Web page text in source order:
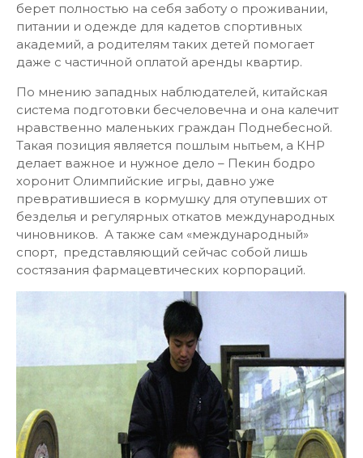
берет полностью на себя заботу о проживании,
питании и одежде для кадетов спортивных
академий, а родителям таких детей помогает
даже с частичной оплатой аренды квартир.
По мнению западных наблюдателей, китайская
система подготовки бесчеловечна и она калечит
нравственно маленьких граждан Поднебесной.
Такая позиция является пошлым нытьем, а КНР
делает важное и нужное дело – Пекин бодро
хоронит Олимпийские игры, давно уже
превратившиеся в кормушку для отупевших от
безделья и регулярных откатов международных
чиновников. А также сам «международный»
спорт, представляющий сейчас собой лишь
состязания фармацевтических корпораций.